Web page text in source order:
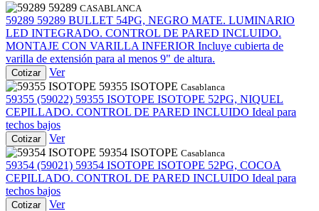
59289 CASABLANCA
59289 59289 BULLET 54PG, NEGRO MATE. LUMINARIO
LED INTEGRADO. CONTROL DE PARED INCLUIDO.
MONTAJE CON VARILLA INFERIOR Incluye cubierta de
varilla de extensión para al menos 9" de altura.
Cotizar
Ver
59355 ISOTOPE Casablanca
59355 (59022) 59355 ISOTOPE ISOTOPE 52PG, NIQUEL
CEPILLADO. CONTROL DE PARED INCLUIDO Ideal para
techos bajos
Cotizar
Ver
59354 ISOTOPE Casablanca
59354 (59021) 59354 ISOTOPE ISOTOPE 52PG, COCOA
CEPILLADO. CONTROL DE PARED INCLUIDO Ideal para
techos bajos
Cotizar
Ver